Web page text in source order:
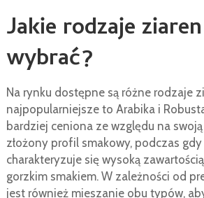
Jakie rodzaje
wybrać?
Na rynku dostępne są różne rodzaje
najpopularniejsze to Arabika i
bardziej ceniona ze względu na
złożony profil smakowy, podczas
charakteryzuje się wysoką
gorzkim smakiem. W zależności od
jest również mieszanie obu typów,